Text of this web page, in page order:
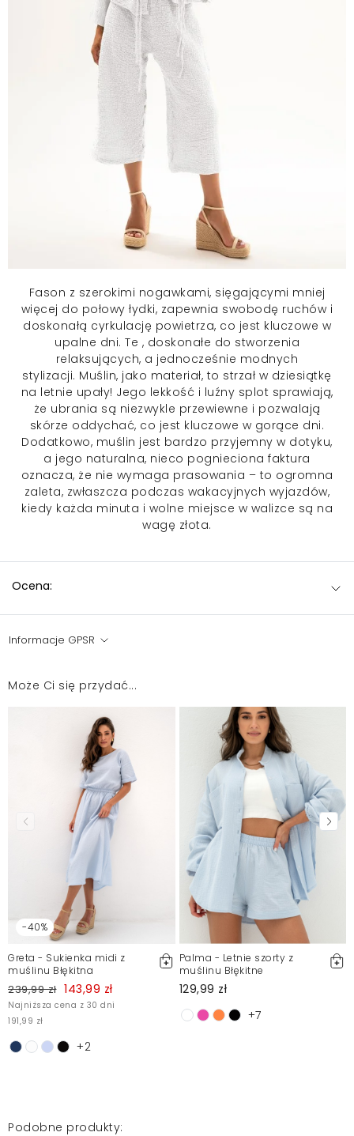
Fason z szerokimi nogawkami, sięgającymi mniej
więcej do połowy łydki, zapewnia swobodę ruchów i
doskonałą cyrkulację powietrza, co jest kluczowe w
upalne dni. Te , doskonałe do stworzenia
relaksujących, a jednocześnie modnych
stylizacji. Muślin, jako materiał, to strzał w dziesiątkę
na letnie upały! Jego lekkość i luźny splot sprawiają,
że ubrania są niezwykle przewiewne i pozwalają
skórze oddychać, co jest kluczowe w gorące dni.
Dodatkowo, muślin jest bardzo przyjemny w dotyku,
a jego naturalna, nieco pognieciona faktura
oznacza, że nie wymaga prasowania – to ogromna
zaleta, zwłaszcza podczas wakacyjnych wyjazdów,
kiedy każda minuta i wolne miejsce w walizce są na
wagę złota.
Ocena:
Informacje GPSR
Może Ci się przydać...
-40%
Greta - Sukienka midi z
muślinu Błękitna
239,99 zł 143,99 zł
Najniższa cena z 30 dni
191,99 zł
+2
Palma - Letnie szorty z
muślinu Błękitne
129,99 zł
+7
Podobne produkty: